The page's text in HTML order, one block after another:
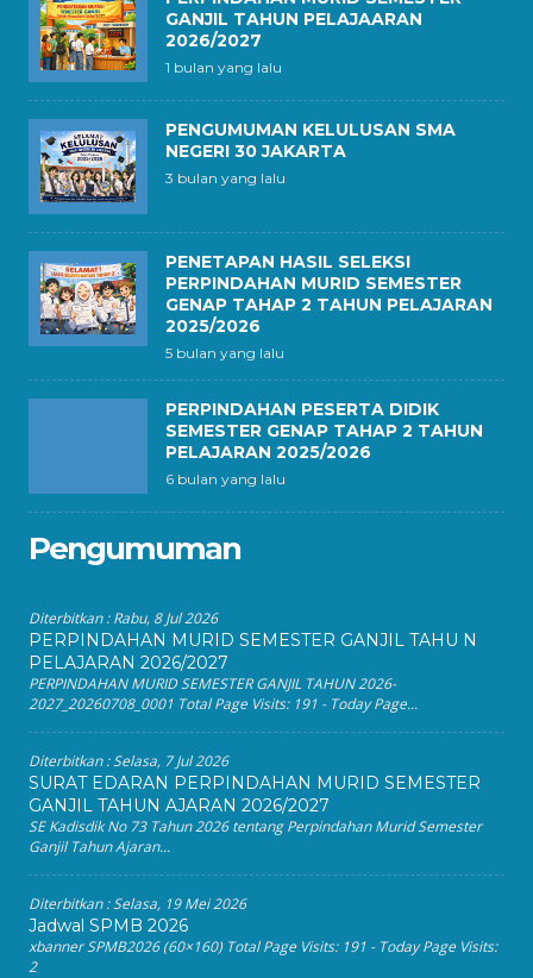
GANJIL TAHUN PELAJAARAN
2026/2027
1 bulan yang lalu
PENGUMUMAN KELULUSAN SMA
NEGERI 30 JAKARTA
3 bulan yang lalu
PENETAPAN HASIL SELEKSI
PERPINDAHAN MURID SEMESTER
GENAP TAHAP 2 TAHUN PELAJARAN
2025/2026
5 bulan yang lalu
PERPINDAHAN PESERTA DIDIK
SEMESTER GENAP TAHAP 2 TAHUN
PELAJARAN 2025/2026
6 bulan yang lalu
Pengumuman
Diterbitkan :Rabu, 8 Jul 2026
PERPINDAHAN MURID SEMESTER GANJIL TAHU N
PELAJARAN 2026/2027
PERPINDAHAN MURID SEMESTER GANJIL TAHUN 2026-
2027_20260708_0001 Total Page Visits: 191 - Today Page...
Diterbitkan :Selasa, 7 Jul 2026
SURAT EDARAN PERPINDAHAN MURID SEMESTER
GANJIL TAHUN AJARAN 2026/2027
SE Kadisdik No 73 Tahun 2026 tentang Perpindahan Murid Semester
Ganjil Tahun Ajaran...
Diterbitkan :Selasa, 19 Mei 2026
Jadwal SPMB 2026
xbanner SPMB2026 (60×160) Total Page Visits: 191 - Today Page Visits:
2